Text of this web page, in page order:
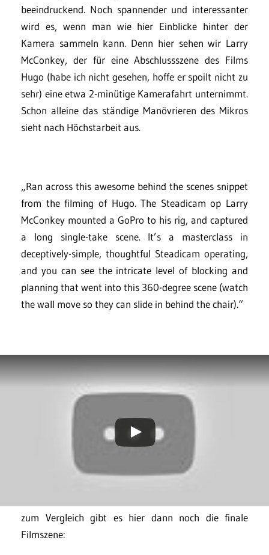
beeindruckend. Noch spannender und interessanter
wird es, wenn man wie hier Einblicke hinter der
Kamera sammeln kann. Denn hier sehen wir Larry
McConkey, der für eine Abschlussszene des Films
Hugo (habe ich nicht gesehen, hoffe er spoilt nicht zu
sehr) eine etwa 2-minütige Kamerafahrt unternimmt.
Schon alleine das ständige Manövrieren des Mikros
sieht nach Höchstarbeit aus.
„Ran across this awesome behind the scenes snippet
from the filming of Hugo. The Steadicam op Larry
McConkey mounted a GoPro to his rig, and captured
a long single-take scene. It’s a masterclass in
deceptively-simple, thoughtful Steadicam operating,
and you can see the intricate level of blocking and
planning that went into this 360-degree scene (watch
the wall move so they can slide in behind the chair).“
zum Vergleich gibt es hier dann noch die finale
Filmszene: